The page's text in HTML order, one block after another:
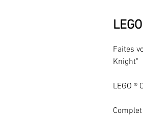
Faites
Knight"
LEGO ®